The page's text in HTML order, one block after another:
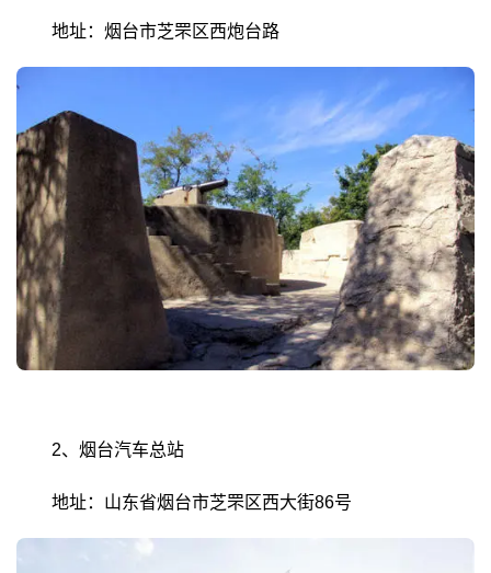
地址：烟台市芝罘区西炮台路
2、烟台汽车总站
地址：山东省烟台市芝罘区西大街86号